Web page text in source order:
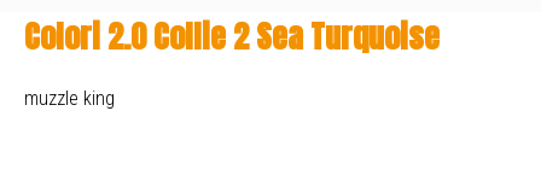
Colori 2.0 Collie 2 Sea Turquoise
muzzle king